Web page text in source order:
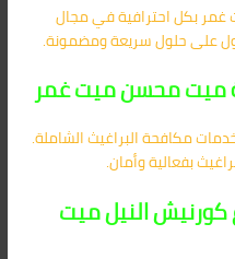
غمر بكل احترافية في مجال
على حلول سريعة ومضمونة.
ميت محسن ميت غمر
مكافحة البراغيث الشاملة.
بفعالية وأمان.
النيل ميت